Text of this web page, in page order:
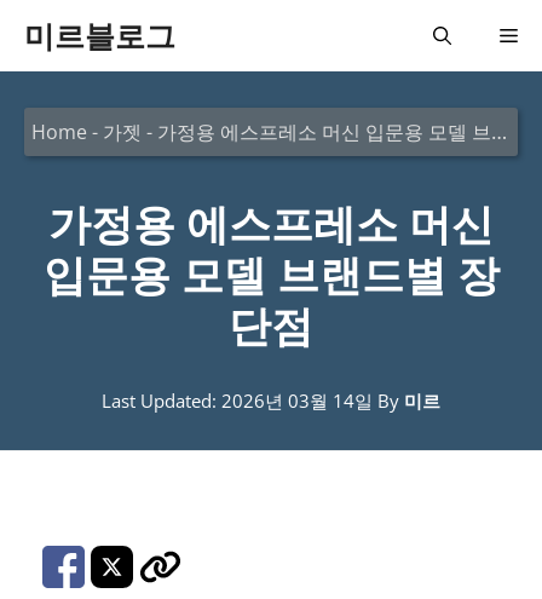
미르블로그 메
뉴
Home - 가젯 - 가정용 에스프레소 머신 입문용 모델 브랜드별 장단점
가정용 에스프레소 머신
입문용 모델 브랜드별 장
단점
Last Updated: 2026년 03월 14일 By 미르